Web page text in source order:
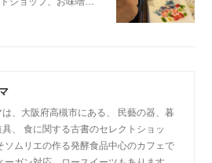
、大阪府高槻市にある、 民藝の器、暮
具、 食に関する古書のセレクトショッ
ソムリエの作る発酵食品中心のカフェで